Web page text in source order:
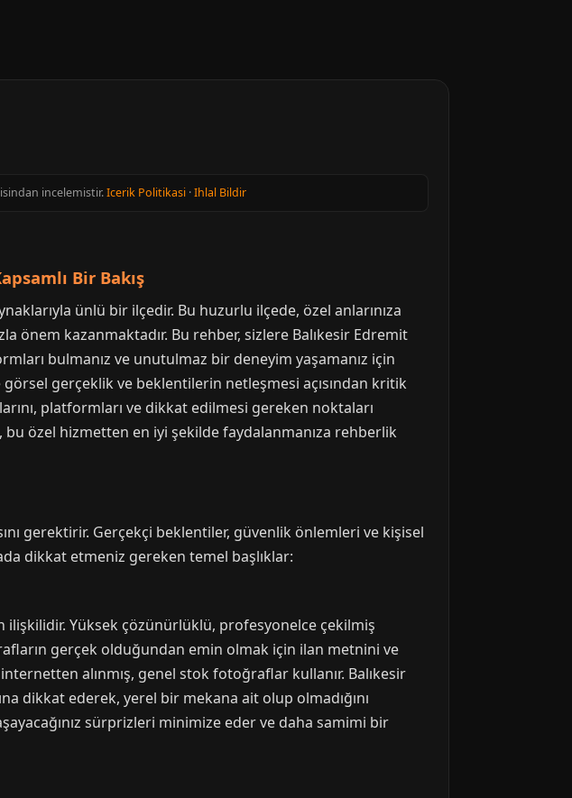
incelemistir.Icerik Politikasi ·Ihlal Bildir
Bir Bakış
ünlü bir ilçedir. Bu huzurlu ilçede, özel anlarınıza
önem kazanmaktadır. Bu rehber, sizlere Balıkesir Edremit
bulmanız ve unutulmaz bir deneyim yaşamanız için
görsel gerçeklik ve beklentilerin netleşmesi açısından kritik
platformları ve dikkat edilmesi gereken noktaları
bu özel hizmetten en iyi şekilde faydalanmanıza rehberlik
gerektirir. Gerçekçi beklentiler, güvenlik önlemleri ve kişisel
dikkat etmeniz gereken temel başlıklar:
Yüksek çözünürlüklü, profesyonelce çekilmiş
gerçek olduğundan emin olmak için ilan metnini ve
alınmış, genel stok fotoğraflar kullanır. Balıkesir
dikkat ederek, yerel bir mekana ait olup olmadığını
sürprizleri minimize eder ve daha samimi bir